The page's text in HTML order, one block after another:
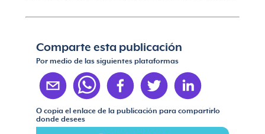
Comparte esta publicación
Por medio de las siguientes plataformas
O copia el enlace de la publicación para compartirlo
donde desees